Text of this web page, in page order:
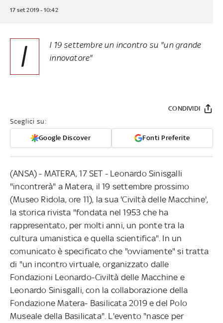
17 set 2019 - 10:42
I
l 19 settembre un incontro su "un grande
innovatore"
Sceglici su:
Google Discover Fonti Preferite
CONDIVIDI
(ANSA) - MATERA, 17 SET - Leonardo Sinisgalli
"incontrerà" a Matera, il 19 settembre prossimo
(Museo Ridola, ore 11), la sua 'Civiltà delle Macchine',
la storica rivista "fondata nel 1953 che ha
rappresentato, per molti anni, un ponte tra la
cultura umanistica e quella scientifica". In un
comunicato è specificato che "ovviamente" si tratta
di "un incontro virtuale, organizzato dalle
Fondazioni Leonardo-Civiltà delle Macchine e
Leonardo Sinisgalli, con la collaborazione della
Fondazione Matera- Basilicata 2019 e del Polo
Museale della Basilicata". L'evento "nasce per